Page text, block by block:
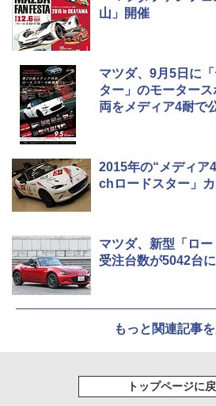
山」開催
マツダ、9月5日に
ター」のモーター
両をメディア4耐で
2015年の“メディア
chロードスター」
マツダ、新型「ロ
受注台数が5042台に
もっと関連記事
トップページに